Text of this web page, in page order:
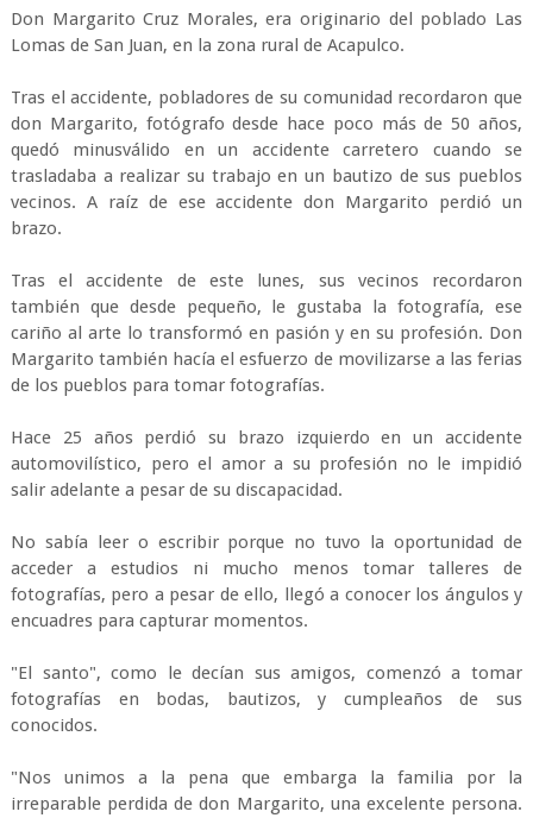
Don Margarito Cruz Morales, era originario del poblado Las
Lomas de San Juan, en la zona rural de Acapulco.
Tras el accidente, pobladores de su comunidad recordaron que
don Margarito, fotógrafo desde hace poco más de 50 años,
quedó minusválido en un accidente carretero cuando se
trasladaba a realizar su trabajo en un bautizo de sus pueblos
vecinos. A raíz de ese accidente don Margarito perdió un
brazo.
Tras el accidente de este lunes, sus vecinos recordaron
también que desde pequeño, le gustaba la fotografía, ese
cariño al arte lo transformó en pasión y en su profesión. Don
Margarito también hacía el esfuerzo de movilizarse a las ferias
de los pueblos para tomar fotografías.
Hace 25 años perdió su brazo izquierdo en un accidente
automovilístico, pero el amor a su profesión no le impidió
salir adelante a pesar de su discapacidad.
No sabía leer o escribir porque no tuvo la oportunidad de
acceder a estudios ni mucho menos tomar talleres de
fotografías, pero a pesar de ello, llegó a conocer los ángulos y
encuadres para capturar momentos.
"El santo", como le decían sus amigos, comenzó a tomar
fotografías en bodas, bautizos, y cumpleaños de sus
conocidos.
"Nos unimos a la pena que embarga la familia por la
irreparable perdida de don Margarito, una excelente persona.